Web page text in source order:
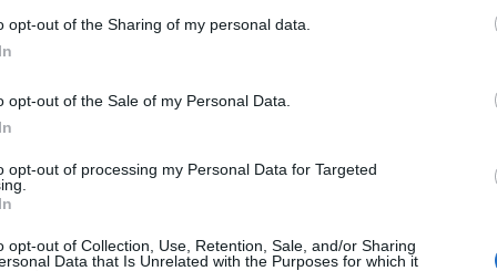
opt-out of the Sharing of my personal data.
opt-out of the Sale of my Personal Data.
opt-out of processing my Personal Data for Targeted
opt-out of Collection, Use, Retention, Sale, and/or Sharing
Data that Is Unrelated with the Purposes for which it